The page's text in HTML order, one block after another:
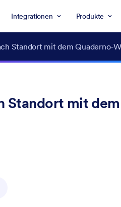
Integrationen Produkte
Standort mit dem Quaderno-
Standort mit